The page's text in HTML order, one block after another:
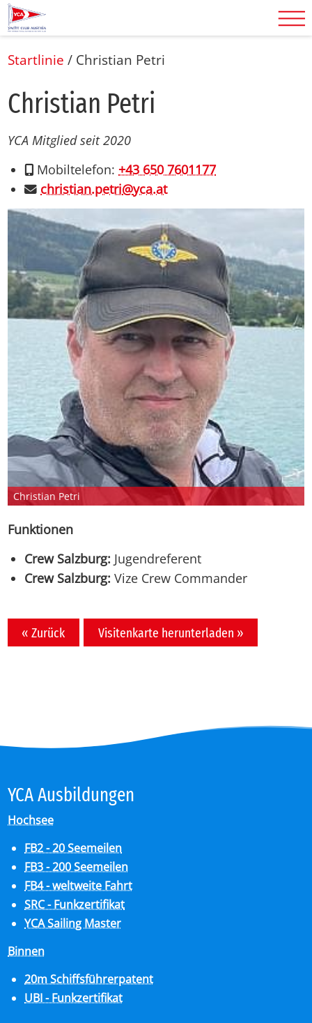
Startlinie / Chris­ti­an Pe­tri
Chris­ti­an Pe­tri
YCA Mitglied seit 2020
Mobiltelefon:+43 650 7601177
christian.petri@yca.at
Chris­ti­an Pe­tri
Funktionen
Crew Salzburg: Jugendreferent
Crew Salzburg: Vize Crew Commander
« Zurück Visitenkarte herunterladen »
YCA Aus­bil­dun­gen
Hochsee
FB2 - 20 Seemeilen
FB3 - 200 Seemeilen
FB4 - weltweite Fahrt
SRC - Funkzertifikat
YCA Sailing Master
Binnen
20m Schiffsführerpatent
UBI - Funkzertifikat